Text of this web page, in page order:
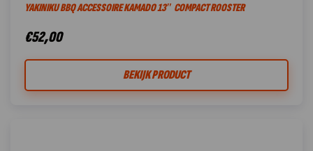
YAKINIKU BBQ ACCESSOIRE KAMADO 13″ COMPACT ROOSTER
€52,00
BEKIJK PRODUCT